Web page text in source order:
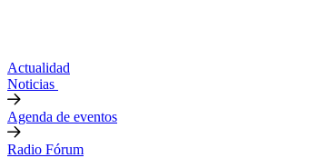
Actualidad
Noticias
Agenda de eventos
Radio Fórum